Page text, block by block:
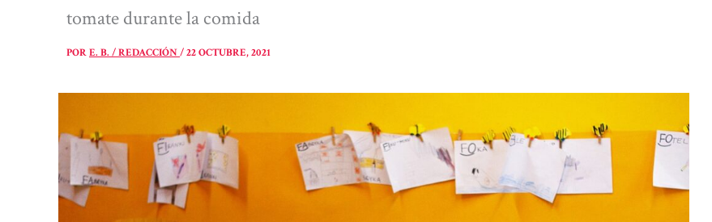
tomate durante la comida
PORE. B. / REDACCIÓN/22 OCTUBRE, 2021